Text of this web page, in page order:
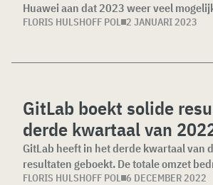
Huawei aan dat 2023 weer veel
FLORIS HULSHOFF POL 2 JANUARI 2023
GitLab boekt solide
derde kwartaal van
GitLab heeft in het derde kwartaal van
resultaten geboekt. De totale omzet
FLORIS HULSHOFF POL 6 DECEMBER 2022